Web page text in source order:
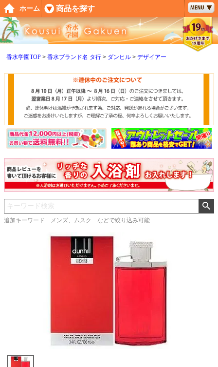
香水学園TOP 香水ブランド名 タ行 ダンヒル デザイアー
追加キーワード メンズ、ムスク などで絞り込み可能
ペー
ジト
ップ
へ
ホーム 商品を探す